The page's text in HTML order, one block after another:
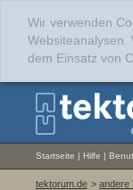
Wir verwenden
Websiteanalysen.
dem Einsatz von
Startseite | Hilfe |
tektorum.de > andere